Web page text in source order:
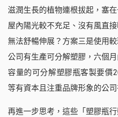
滋潤生長的植物連根拔起，塞
屋內陽光較不充足、沒有風直
無法舒暢伸展？方案三是使用
公司有生產可分解塑膠，六個
容量的可分解塑膠瓶客製要價
等有資本且注重品牌形象的公司
再進一步思考，這些「塑膠瓶